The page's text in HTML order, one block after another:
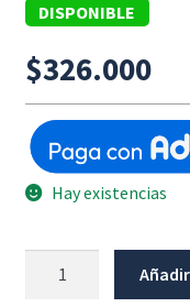
DISPONIBLE
$326.000
Hay existencias